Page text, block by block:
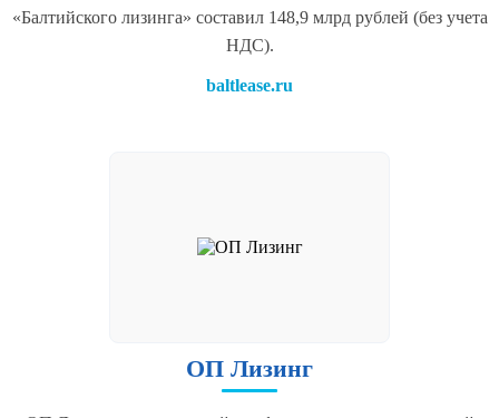
«Балтийского лизинга» составил 148,9 млрд рублей (без учета
НДС).
baltlease.ru
ОП Лизинг